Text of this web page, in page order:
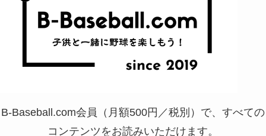
B-Baseball.com会員（月額500円／税別）で、すべての
コンテンツをお読みいただけます。